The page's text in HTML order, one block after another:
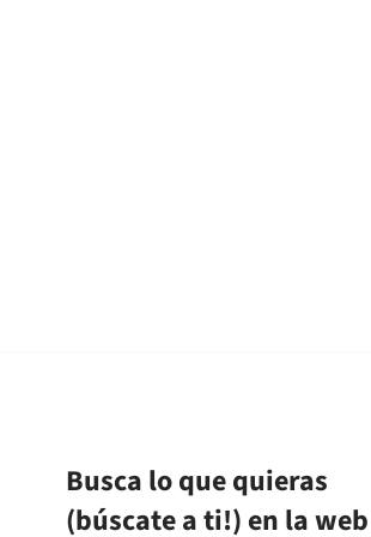
Busca lo que quieras
(búscate a ti!) en la web